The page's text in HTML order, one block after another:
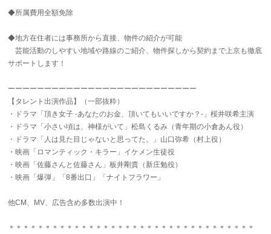
◆所属費用全額免除
◆地方在住者には事務所から直接、物件の紹介が可能
芸能活動のしやすい地域や路線のご紹介、物件探しから契約まで上京も徹底
サポートします！
ーーーーーーーーーーーーーーーーーーーーーーーーーー
【タレント出演作品】（一部抜粋）
・ドラマ「頂き女子 -あなたのお金、頂いてもいいですか？-」桜井咲希主演
・ドラマ「小さい頃は、神様がいて」松島くるみ（青年期の小倉あん役）
・ドラマ「人は見た目じゃないと思ってた。」山口弥希（村上役）
・映画「ロマンティック・キラー」イケメン生徒役
・映画「佐藤さんと佐藤さん」板井剛貴（新庄勉役）
・映画「爆弾」「8番出口」「ナイトフラワー」
他CM、MV、広告含め多数出演中！
＊＊＊＊＊＊＊＊＊＊＊＊＊＊＊＊＊＊＊＊＊＊＊＊＊＊＊＊＊＊＊＊＊＊